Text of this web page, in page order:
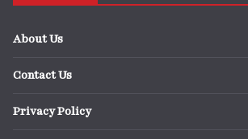
About Us
Contact Us
Privacy Policy